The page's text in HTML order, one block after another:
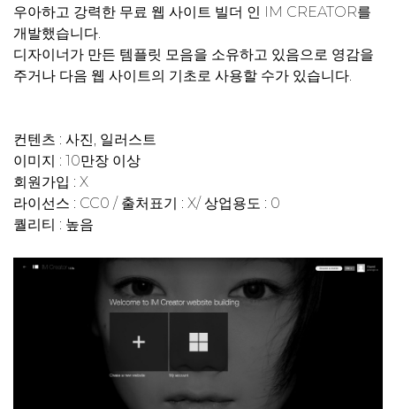
우아하고 강력한 무료 웹 사이트 빌더 인 IM CREATOR를
개발했습니다.
디자이너가 만든 템플릿 모음을 소유하고 있음으로 영감을
주거나 다음 웹 사이트의 기초로 사용할 수가 있습니다.
컨텐츠 : 사진, 일러스트
이미지 : 10만장 이상
회원가입 : X
라이선스 : CC0 / 출처표기 : X/ 상업용도 : 0
퀄리티 : 높음